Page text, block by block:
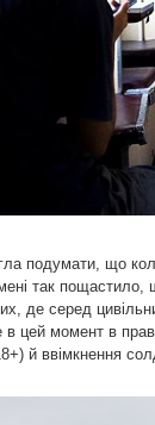
подумати, що
так
де серед
в цей момент в
й ввімкнення